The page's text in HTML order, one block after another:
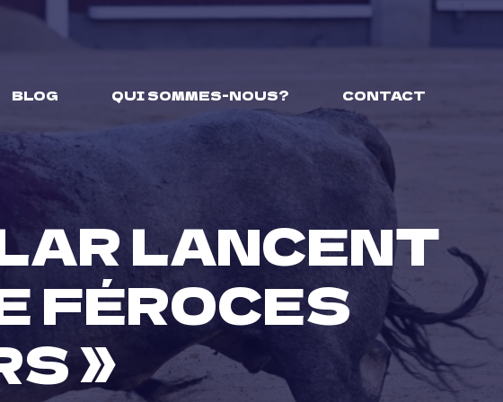
BLOG
QUI SOMMES-NOUS? CONTACT
LANCENT
FÉROCES
»